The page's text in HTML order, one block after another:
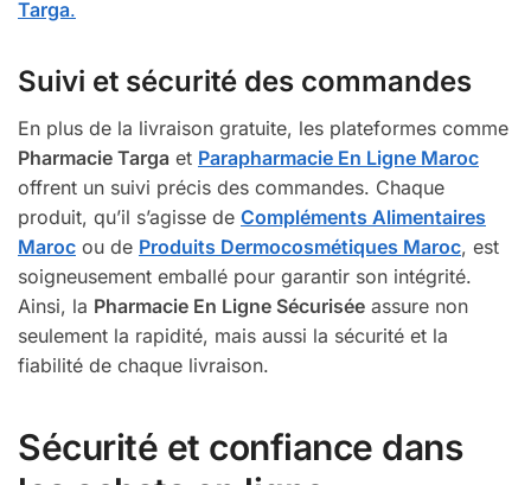
Targa.
Suivi et sécurité des commandes
En plus de la livraison gratuite, les plateformes comme
Pharmacie Targa et Parapharmacie En Ligne Maroc
offrent un suivi précis des commandes. Chaque
produit, qu’il s’agisse de Compléments Alimentaires
Maroc ou de Produits Dermocosmétiques Maroc, est
soigneusement emballé pour garantir son intégrité.
Ainsi, la Pharmacie En Ligne Sécurisée assure non
seulement la rapidité, mais aussi la sécurité et la
fiabilité de chaque livraison.
Sécurité et confiance dans